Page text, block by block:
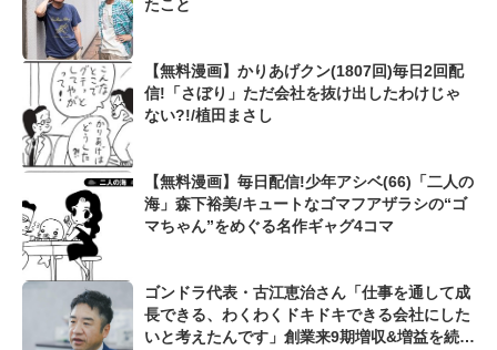
たこと
【無料漫画】かりあげクン(1807回)毎日2回配
信!「さぼり」ただ会社を抜け出したわけじゃ
ない?!/植田まさし
【無料漫画】毎日配信!少年アシベ(66)「二人の
海」森下裕美/キュートなゴマフアザラシの“ゴ
マちゃん”をめぐる名作ギャグ4コマ
ゴンドラ代表・古江恵治さん「仕事を通して成
長できる、わくわくドキドキできる会社にした
いと考えたんです」創業来9期増収&増益を続け